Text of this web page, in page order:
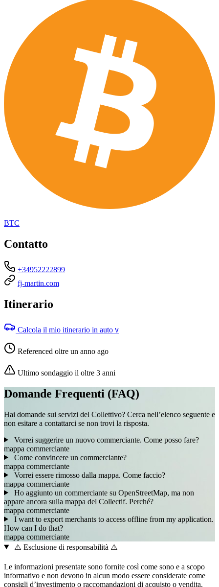
BTC
Contatto
+34952222899
fj-martin.com
Itinerario
Calcola il mio itinerario in auto V
Referenced oltre un anno ago
Ultimo sondaggio il oltre 3 anni
Domande Frequenti (FAQ)
Hai domande sui servizi del Collettivo? Cerca nell’elenco seguente e
non esitare a contattarci se non trovi la risposta.
Vorrei suggerire un nuovo commerciante. Come posso fare?
mappa commerciante
Come convincere un commerciante?
mappa commerciante
Vorrei essere rimosso dalla mappa. Come faccio?
mappa commerciante
Ho aggiunto un commerciante su OpenStreetMap, ma non
appare ancora sulla mappa del Collectif. Perché?
mappa commerciante
I want to export merchants to access offline from my application.
How can I do that?
mappa commerciante
⚠️ Esclusione di responsabilità ⚠️
Le informazioni presentate sono fornite così come sono e a scopo
informativo e non devono in alcun modo essere considerate come
consigli d’investimento o raccomandazioni di acquisto o vendita.